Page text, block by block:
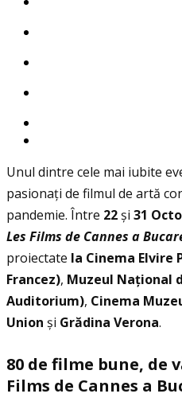
Unul dintre cele mai iubite
pasionaţi de filmul de artă
pandemie. Între 22și 31
Les Films de Cannes a
proiectate la Cinema Elvire
Francez), Muzeul Naţional
Auditorium), Cinema
Union și Grădina Verona.
80 de filme bune, de v
Films de Cannes a